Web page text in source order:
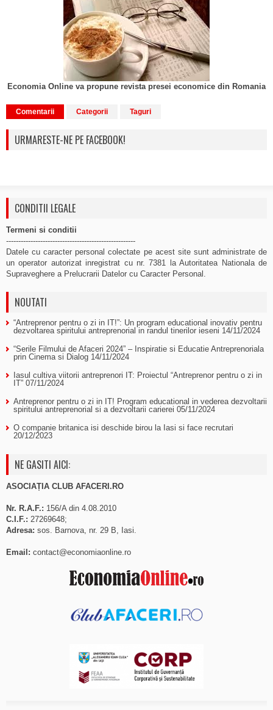
Economia Online va propune revista presei economice din Romania
Comentarii Categorii Taguri
URMARESTE-NE PE FACEBOOK!
CONDITII LEGALE
Termeni si conditii
-----------------------------------------------------
Datele cu caracter personal colectate pe acest site sunt administrate de
un operator autorizat inregistrat cu nr. 7381 la Autoritatea Nationala de
Supraveghere a Prelucrarii Datelor cu Caracter Personal.
NOUTATI
“Antreprenor pentru o zi in IT!”: Un program educational inovativ pentru
dezvoltarea spiritului antreprenorial in randul tinerilor ieseni 14/11/2024
“Serile Filmului de Afaceri 2024” – Inspiratie si Educatie Antreprenoriala
prin Cinema si Dialog 14/11/2024
Iasul cultiva viitorii antreprenori IT: Proiectul “Antreprenor pentru o zi in
IT” 07/11/2024
Antreprenor pentru o zi in IT! Program educational in vederea dezvoltarii
spiritului antreprenorial si a dezvoltarii carierei 05/11/2024
O companie britanica isi deschide birou la Iasi si face recrutari
20/12/2023
NE GASITI AICI:
ASOCIAȚIA CLUB AFACERI.RO
Nr. R.A.F.: 156/A din 4.08.2010
C.I.F.: 27269648;
Adresa: sos. Barnova, nr. 29 B, Iasi.
Email: contact@economiaonline.ro